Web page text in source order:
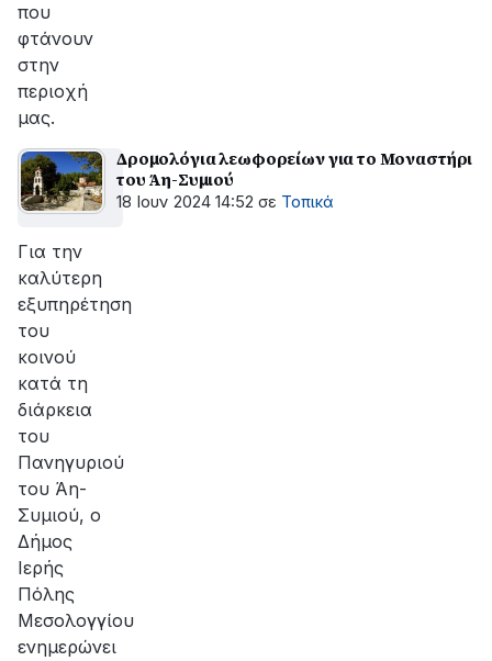
που
φτάνουν
στην
περιοχή
μας.
Δρομολόγια λεωφορείων για το Μοναστήρι
του Άη-Συμιού
18 Ιουν 2024 14:52 σε Τοπικά
Για την
καλύτερη
εξυπηρέτηση
του
κοινού
κατά τη
διάρκεια
του
Πανηγυριού
του Άη-
Συμιού, ο
Δήμος
Ιερής
Πόλης
Μεσολογγίου
ενημερώνει